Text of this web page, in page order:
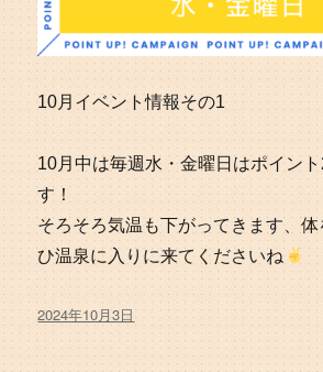
10月イベント情報その1
10月中は毎週水・金曜日はポイン
す！
そろそろ気温も下がってきます、
ひ温泉に入りに来てくださいね
投
日:
2024年10月3日